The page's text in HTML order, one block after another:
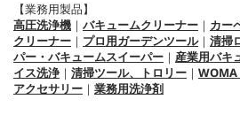
【業務用製品】
高圧洗浄機 ｜ バキュームクリーナー ｜ カー
クリーナー ｜ プロ用ガーデンツール｜ 清掃
パー・バキュームスイーパー ｜ 産業用バキ
イス洗浄 ｜ 清掃ツール、トロリー ｜ WOMA
アクセサリー ｜ 業務用洗浄剤